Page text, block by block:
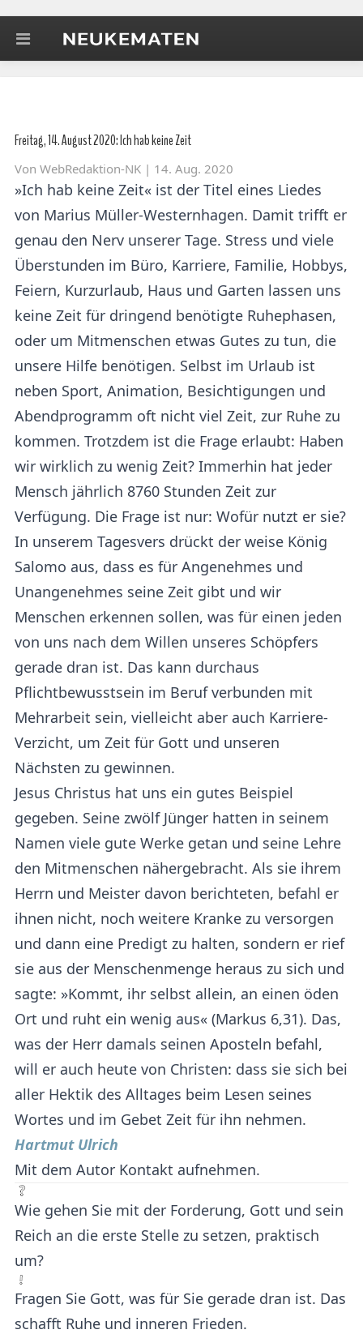
Freitag, 14. August 2020: Ich hab keine Zeit
Von WebRedaktion-NK | 14. Aug. 2020
»Ich hab keine Zeit« ist der Titel eines Liedes
von Marius Müller-Westernhagen. Damit trifft er
genau den Nerv unserer Tage. Stress und viele
Überstunden im Büro, Karriere, Familie, Hobbys,
Feiern, Kurzurlaub, Haus und Garten lassen uns
keine Zeit für dringend benötigte Ruhephasen,
oder um Mitmenschen etwas Gutes zu tun, die
unsere Hilfe benötigen. Selbst im Urlaub ist
neben Sport, Animation, Besichtigungen und
Abendprogramm oft nicht viel Zeit, zur Ruhe zu
kommen. Trotzdem ist die Frage erlaubt: Haben
wir wirklich zu wenig Zeit? Immerhin hat jeder
Mensch jährlich 8760 Stunden Zeit zur
Verfügung. Die Frage ist nur: Wofür nutzt er sie?
In unserem Tagesvers drückt der weise König
Salomo aus, dass es für Angenehmes und
Unangenehmes seine Zeit gibt und wir
Menschen erkennen sollen, was für einen jeden
von uns nach dem Willen unseres Schöpfers
gerade dran ist. Das kann durchaus
Pflichtbewusstsein im Beruf verbunden mit
Mehrarbeit sein, vielleicht aber auch Karriere-
Verzicht, um Zeit für Gott und unseren
Nächsten zu gewinnen.
Jesus Christus hat uns ein gutes Beispiel
gegeben. Seine zwölf Jünger hatten in seinem
Namen viele gute Werke getan und seine Lehre
den Mitmenschen nähergebracht. Als sie ihrem
Herrn und Meister davon berichteten, befahl er
ihnen nicht, noch weitere Kranke zu versorgen
und dann eine Predigt zu halten, sondern er rief
sie aus der Menschenmenge heraus zu sich und
sagte: »Kommt, ihr selbst allein, an einen öden
Ort und ruht ein wenig aus« (Markus 6,31). Das,
was der Herr damals seinen Aposteln befahl,
will er auch heute von Christen: dass sie sich bei
aller Hektik des Alltages beim Lesen seines
Wortes und im Gebet Zeit für ihn nehmen.
Hartmut Ulrich
Mit dem Autor Kontakt aufnehmen.
Wie gehen Sie mit der Forderung, Gott und sein
Reich an die erste Stelle zu setzen, praktisch
um?
Fragen Sie Gott, was für Sie gerade dran ist. Das
schafft Ruhe und inneren Frieden.